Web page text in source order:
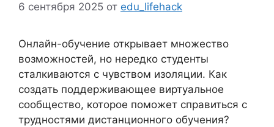
6 сентября 2025 от edu_lifehack
Онлайн-обучение открывает множество
возможностей, но нередко студенты
сталкиваются с чувством изоляции. Как
создать поддерживающее виртуальное
сообщество, которое поможет справиться с
трудностями дистанционного обучения?